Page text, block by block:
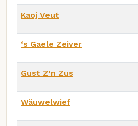
Kaoj Veut
‘s Gaele Zeiver
Gust Z'n Zus
Wäuwelwief